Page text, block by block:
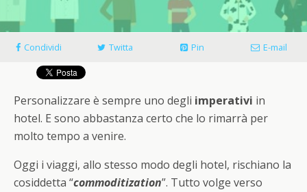
Condividi Twitta Pin E-mail
Personalizzare è sempre uno degli imperativi in
hotel. E sono abbastanza certo che lo rimarrà per
molto tempo a venire.
Oggi i viaggi, allo stesso modo degli hotel, rischiano la
cosiddetta “commoditization”. Tutto volge verso